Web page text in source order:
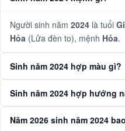
Người sinh năm 2024 là tuổi
Hỏa (Lửa đèn to), mệnh Hỏa.
Sinh năm 2024 hợp màu gì?
Sinh năm 2024 hợp hướng
Năm 2026 sinh năm 2024